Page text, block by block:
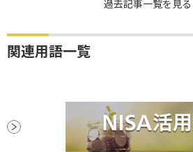
過去記事一覧を見る
関連用語一覧